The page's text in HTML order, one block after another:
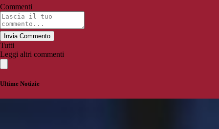
Commenti
Invia Commento
Tutti
Leggi altri commenti
Ultime Notizie